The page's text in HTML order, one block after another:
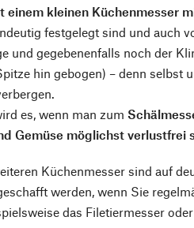
kleinen Küchenmesser
festgelegt sind und auch
und gegebenenfalls noch der
hin gebogen) – denn selbst
es, wenn man zum
Gemüse möglichst verlustfrei
Küchenmesser sind auf
werden, wenn Sie
das Filetiermesser